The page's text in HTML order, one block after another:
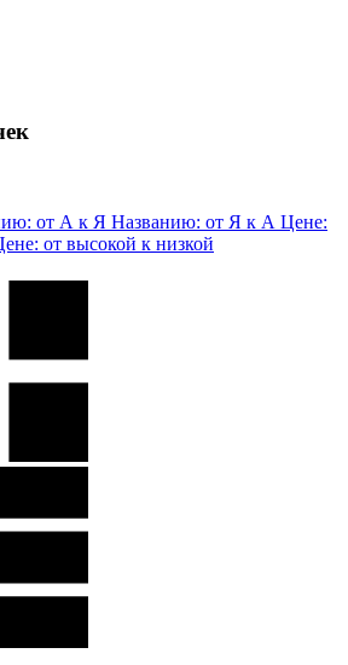
от А к Я Названию: от Я к А Цене:
от высокой к низкой